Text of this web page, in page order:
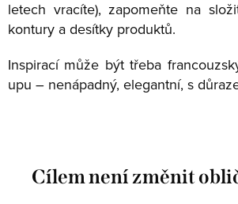
letech vracíte), zapomeňte na
kontury a desítky produktů.
Inspirací může být třeba
upu – nenápadný, elegantní, s
Cílem není změnit